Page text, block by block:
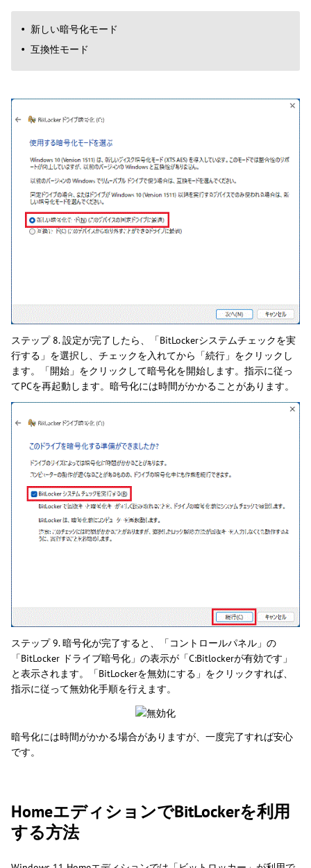
新しい暗号化モード
互換性モード
ステップ 8. 設定が完了したら、「BitLockerシステムチェックを実
行する」を選択し、チェックを入れてから「続行」をクリックし
ます。「開始」をクリックして暗号化を開始します。指示に従っ
てPCを再起動します。暗号化には時間がかかることがあります。
ステップ 9. 暗号化が完了すると、「コントロールパネル」の
「BitLocker ドライブ暗号化」の表示が「C:Bitlockerが有効です」
と表示されます。「BitLockerを無効にする」をクリックすれば、
指示に従って無効化手順を行えます。
暗号化には時間がかかる場合がありますが、一度完了すれば安心
です。
HomeエディションでBitLockerを利用
する方法